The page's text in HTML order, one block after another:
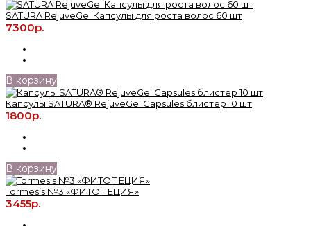
SATURA RejuveGel Капсулы для роста волос 60 шт
7300р.
В корзину
Капсулы SATURA® RejuveGel Capsules блистер 10 шт
1800р.
В корзину
Tormesis №3 «ФИТОПЕЦИЯ»
3455р.